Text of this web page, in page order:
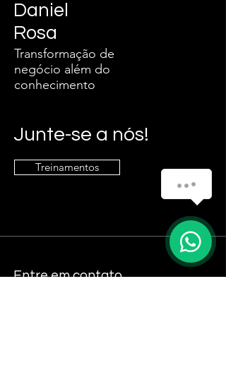
Daniel
Rosa
Transformação de
negócio além do
conhecimento
Junte-se a nós!
Treinamentos
Entre em contato